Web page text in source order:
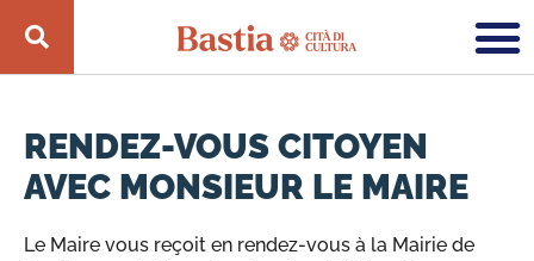
RENDEZ-VOUS CITOYEN
AVEC MONSIEUR LE MAIRE
Le Maire vous reçoit en rendez-vous à la Mairie de